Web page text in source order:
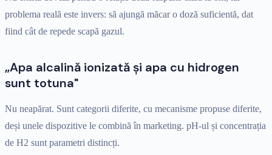
problema reală este invers: să ajungă măcar o doză suficientă, dat
fiind cât de repede scapă gazul.
„Apa alcalină ionizată și apa cu hidrogen
sunt totuna"
Nu neapărat. Sunt categorii diferite, cu mecanisme propuse diferite,
deși unele dispozitive le combină în marketing. pH-ul și concentrația
de H2 sunt parametri distincți.